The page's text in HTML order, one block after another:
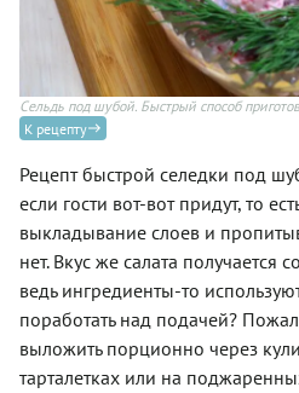
Сельдь под шубой. Быстрый способ
К рецепту
Рецепт быстрой селедки под
если гости вот-вот придут, то
выкладывание слоев и
нет. Вкус же салата
ведь ингредиенты-то
поработать над подачей?
выложить порционно через
тарталетках или на